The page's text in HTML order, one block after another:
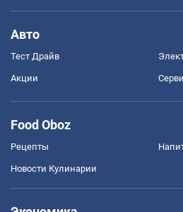
Авто
Тест Драйв
Акции
Food Oboz
Рецепты
Новости Кулинарии